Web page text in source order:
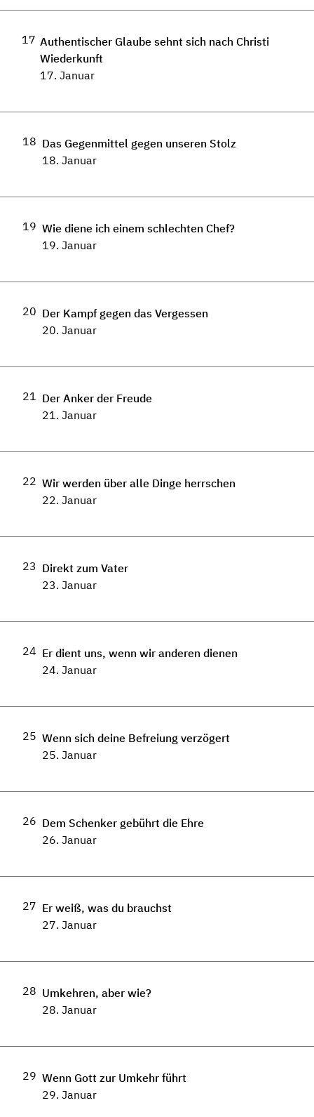
17 Authentischer Glaube sehnt sich nach Christi
Wiederkunft
17. Januar
18 Das Gegenmittel gegen unseren Stolz
18. Januar
19 Wie diene ich einem schlechten Chef?
19. Januar
20 Der Kampf gegen das Vergessen
20. Januar
21 Der Anker der Freude
21. Januar
22 Wir werden über alle Dinge herrschen
22. Januar
23 Direkt zum Vater
23. Januar
24 Er dient uns, wenn wir anderen dienen
24. Januar
25 Wenn sich deine Befreiung verzögert
25. Januar
26 Dem Schenker gebührt die Ehre
26. Januar
27 Er weiß, was du brauchst
27. Januar
28 Umkehren, aber wie?
28. Januar
29 Wenn Gott zur Umkehr führt
29. Januar